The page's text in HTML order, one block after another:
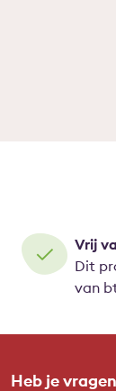
Vrij
Dit
van
Heb je